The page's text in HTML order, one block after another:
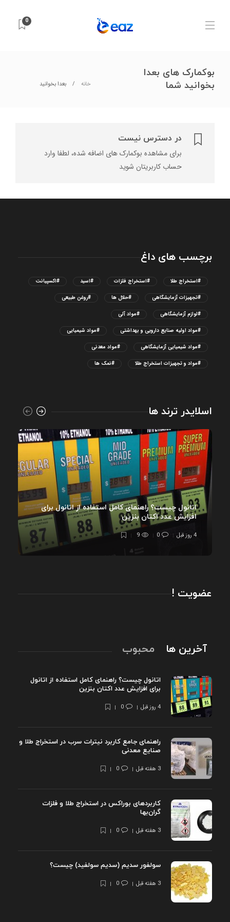
0
بوکمارک های بعدا
بخوانید شما
خانه بعدا بخوانید
در دسترس نیست
برای مشاهده بوکمارک های اضافه شده، لطفا وارد
حساب کاربریتان شوید
برچسب های داغ
#استخراج طلا #استخراج فلزات #اسید #اکسپیانت
#تجهیزات آزمایشگاهی #حلال ها #روغن طبیعی
#لوازم آزمایشگاهی #مواد آلی
#مواد اولیه صنایع دارویی و بهداشتی #مواد شیمیایی
#مواد شیمیایی آزمایشگاهی #مواد معدنی
#مواد و تجهیزات استخراج طلا #نمک ها
اسلایدر ترند ها
اتانول چیست؟ راهنمای کامل استفاده از اتانول برای
افزایش عدد اکتان بنزین
4 روز قبل 0
9
عضویت !
آخرین ها محبوب
اتانول چیست؟ راهنمای کامل استفاده از اتانول
برای افزایش عدد اکتان بنزین
4 روز قبل 0
راهنمای جامع کاربرد نیترات سرب در استخراج طلا و
صنایع معدنی
3 هفته قبل 0
کاربردهای بوراکس در استخراج طلا و فلزات
گران‌بها
3 هفته قبل 0
سولفور سدیم (سدیم سولفید) چیست؟
3 هفته قبل 0